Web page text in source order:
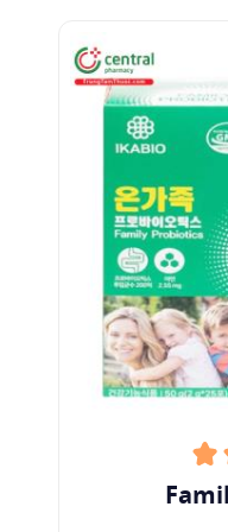
Lactobacillus
2 đã cho thấy
học về tình
phụ nữ bịđái
Các loài
delbrueckii
rhamnosusvà
khả năng làm
Salmonella ở gà.
Hỗn hợp men vi
delbrueckii
Streptococcus
vai trò phòng